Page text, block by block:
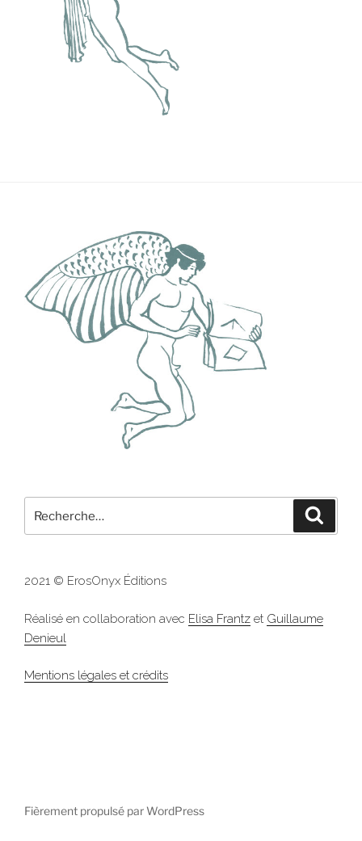
pour
2021 © ErosOnyx Éditions
Réalisé en collaboration avec Elisa Frantz et Guillaume
Denieul
Mentions légales et crédits
Fièrement propulsé par WordPress